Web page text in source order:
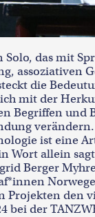
Solo, das mit
assoziativen
die
mit der
Begriffen und
verändern.
ist eine
Wort allein
Berger
Projekten den
bei der